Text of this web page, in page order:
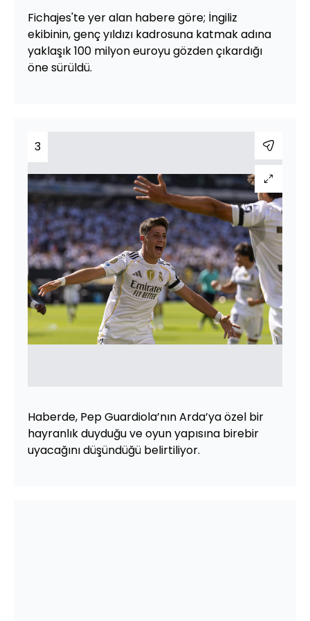
Fichajes'te yer alan habere göre; İngiliz
ekibinin, genç yıldızı kadrosuna katmak adına
yaklaşık 100 milyon euroyu gözden çıkardığı
öne sürüldü.
3
Haberde, Pep Guardiola’nın Arda’ya özel bir
hayranlık duyduğu ve oyun yapısına birebir
uyacağını düşündüğü belirtiliyor.